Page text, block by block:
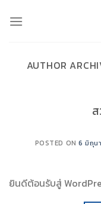
AUTHOR
POSTED ON6 มิถุน
ยินดีต้อนรับสู่